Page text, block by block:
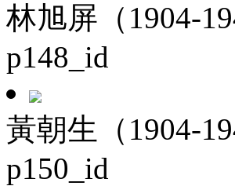
林旭屏（1904-
p148_id
黃朝生（1904-
p150_id